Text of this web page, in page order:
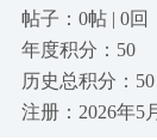
帖子：0帖 | 0回
年度积分：50
历史总积分：50
注册：2026年5